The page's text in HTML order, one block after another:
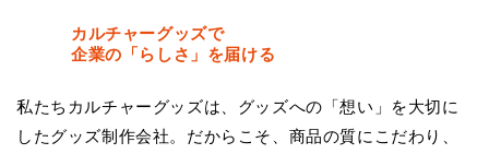
カルチャーグッズで
企業の「らしさ」を届ける
私たちカルチャーグッズは、グッズへの「想い」を大切に
したグッズ制作会社。だからこそ、商品の質にこだわり、